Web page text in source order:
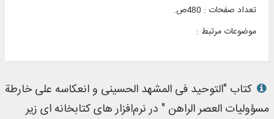
تعداد صفحات : 480ص.
موضوعات مرتبط :
کتاب "التوحید فی المشهد الحسینی و انعکاسه علی خارطة
مسؤولیات العصر الراهن " در نرم‌افزار های کتابخانه ای زیر